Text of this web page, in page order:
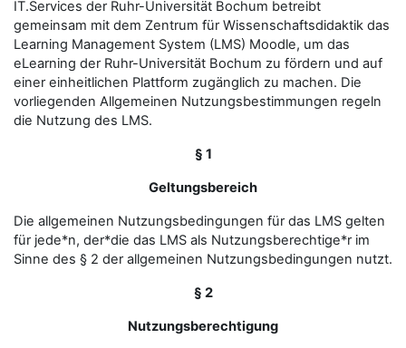
IT.Services der Ruhr-Universität Bochum betreibt
gemeinsam mit dem Zentrum für Wissenschaftsdidaktik das
Learning Management System (LMS) Moodle, um das
eLearning der Ruhr-Universität Bochum zu fördern und auf
einer einheitlichen Plattform zugänglich zu machen. Die
vorliegenden Allgemeinen Nutzungsbestimmungen regeln
die Nutzung des LMS.
§ 1
Geltungsbereich
Die allgemeinen Nutzungsbedingungen für das LMS gelten
für jede*n, der*die das LMS als Nutzungsberechtige*r im
Sinne des § 2 der allgemeinen Nutzungsbedingungen nutzt.
§ 2
Nutzungsberechtigung